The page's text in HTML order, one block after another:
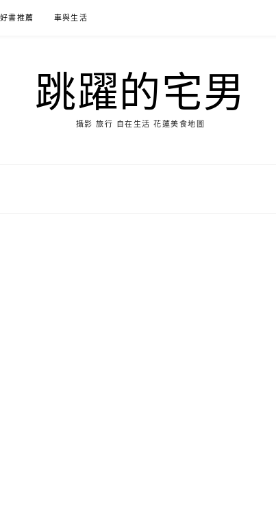
好書推薦 車與生活
跳躍的宅男
攝影 旅行 自在生活 花蓮美食地圖